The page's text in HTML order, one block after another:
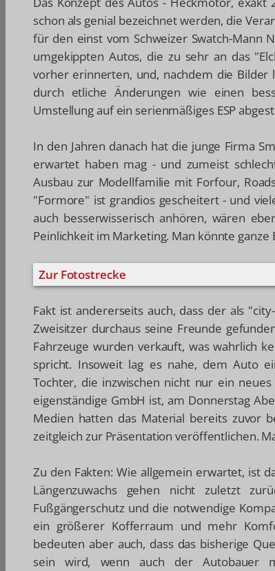
schon als genial bezeichnet werden, die
für den einst vom Schweizer Swatch-Mann
umgekippten Autos, die zu sehr an das
vorher erinnerten, und, nachdem die Bilder
durch etliche Änderungen wie einen
Umstellung auf ein serienmäßiges ESP
In den Jahren danach hat die junge Firma
erwartet haben mag - und zumeist
Ausbau zur Modellfamilie mit Forfour,
"Formore" ist grandios gescheitert - und
auch besserwisserisch anhören, wären
Peinlichkeit im Marketing. Man könnte
Zur Fotostrecke
Fakt ist andererseits auch, dass der als
Zweisitzer durchaus seine Freunde
Fahrzeuge wurden verkauft, was wahrlich
spricht. Insoweit lag es nahe, dem Auto
Tochter, die inzwischen nicht nur ein
eigenständige GmbH ist, am Donnerstag
Medien hatten das Material bereits zuvor
zeitgleich zur Präsentation veröffentlichen.
Zu den Fakten: Wie allgemein erwartet, ist
Längenzuwachs gehen nicht zuletzt
Fußgängerschutz und die notwendige
ein größerer Kofferraum und mehr
bedeuten aber auch, dass das bisherige
sein wird, wenn auch der Autobauer